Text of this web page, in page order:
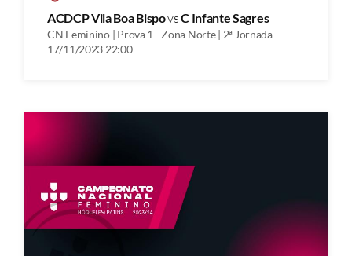
ACDCP Vila Boa BispovsC Infante Sagres
CN Feminino | Prova 1 - Zona Norte | 2ª Jornada
17/11/2023 22:00